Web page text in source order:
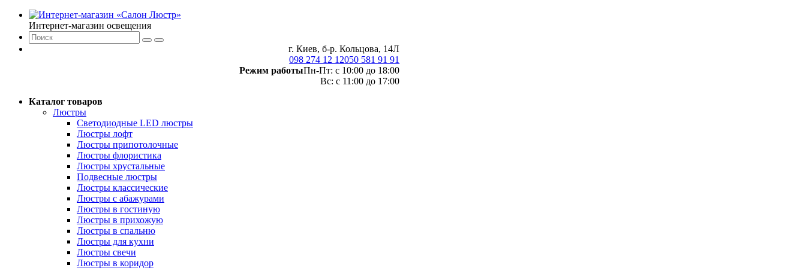
Интернет-магазин освещения
г. Киев, б-р. Кольцова, 14Л
098 274 12 12050 581 91 91
Режим работыПн-Пт: с 10:00 до 18:00
Вс: с 11:00 до 17:00
Каталог товаров
Люстры
Светодиодные LED люстры
Люстры лофт
Люстры припотолочные
Люстры флористика
Люстры хрустальные
Подвесные люстры
Люстры классические
Люстры с абажурами
Люстры в гостиную
Люстры в прихожую
Люстры в спальню
Люстры для кухни
Люстры свечи
Люстры в коридор